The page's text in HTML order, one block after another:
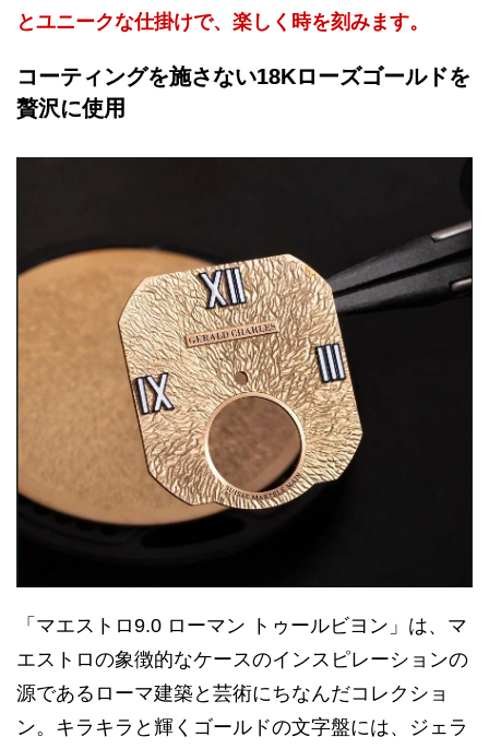
とユニークな仕掛けで、楽しく時を刻みます。
コーティングを施さない18Kローズゴールドを
贅沢に使用
「マエストロ9.0 ローマン トゥールビヨン」は、マ
エストロの象徴的なケースのインスピレーションの
源であるローマ建築と芸術にちなんだコレクショ
ン。キラキラと輝くゴールドの文字盤には、ジェラ